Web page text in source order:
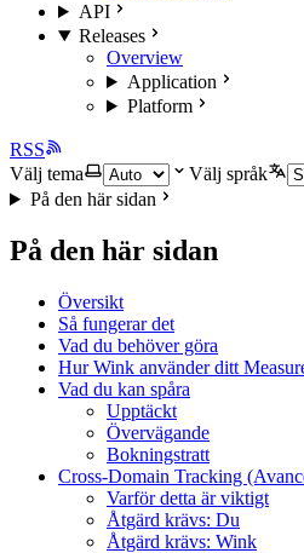
API
Releases
Overview
Application
Platform
RSS
Välj tema
Välj språk
På den här sidan
På den här sidan
Översikt
Så fungerar det
Vad du behöver göra
Hur Wink använder ditt
Vad du kan spåra
Upptäckt
Övervägande
Bokningstratt
Cross-Domain Tracking
Varför detta är viktigt
Åtgärd krävs: Du
Åtgärd krävs: Wink